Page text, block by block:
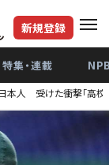
新規登録
特集・連載
人 受けた衝撃「高校